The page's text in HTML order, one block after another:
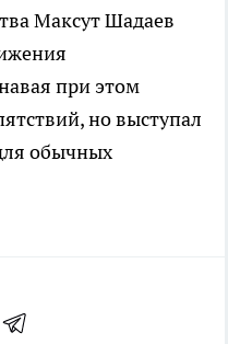
Максут Шадаев
при этом
но выступал
обычных